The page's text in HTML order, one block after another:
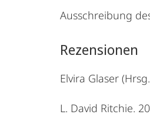
Ausschreibung
Rezensionen
Elvira Glaser
L. David Ritchie.